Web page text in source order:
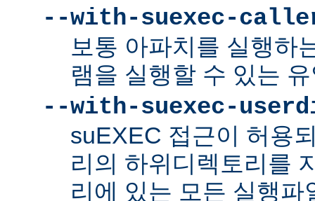
--with-suexec-
보통 아파치를 실행하
램을 실행할 수 있는
--with-suexec-
suEXEC 접근이 허용
리의 하위디렉토리를
리에 있는 모든 실행파